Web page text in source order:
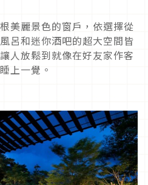
美麗景色的窗戶，依選擇從
呂和迷你酒吧的超大空間皆
人放鬆到就像在好友家作客
上一覺。